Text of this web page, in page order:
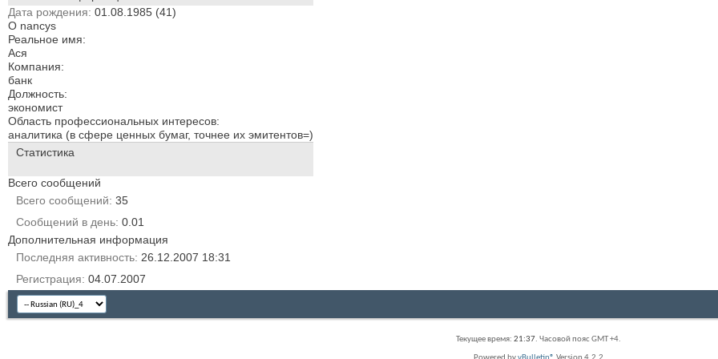
Дата рождения 01.08.1985 (41)
О nancys
Реальное имя:
Ася
Компания:
банк
Должность:
экономист
Область профессиональных интересов:
аналитика (в сфере ценных бумаг, точнее их эмитентов=)
Статистика
Всего сообщений
Всего сообщений 35
Сообщений в день 0.01
Дополнительная информация
Последняя активность 26.12.2007 18:31
Регистрация 04.07.2007
Текущее время: 21:37. Часовой пояс GMT +4.